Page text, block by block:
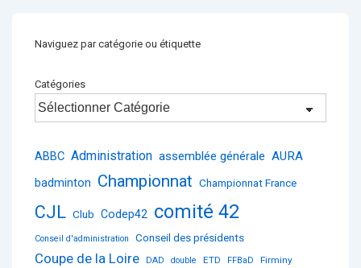
Naviguez par catégorie ou étiquette
Catégories
ABBC Administration assemblée générale AURA
badminton Championnat Championnat France
CJL Club Codep42 comité 42
Conseil d'administration Conseil des présidents
Coupe de la Loire DAD double ETD FFBaD Firminy